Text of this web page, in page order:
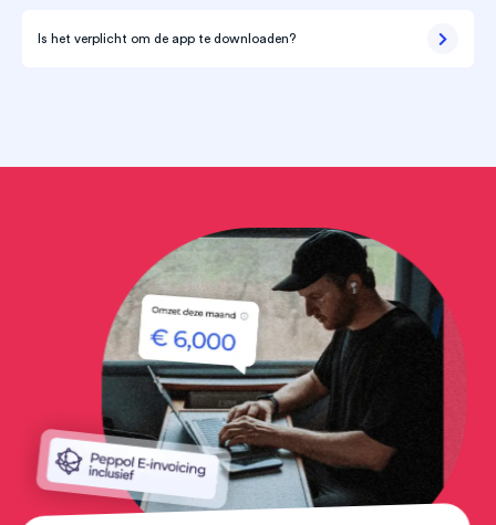
Is het verplicht om de app te downloaden?